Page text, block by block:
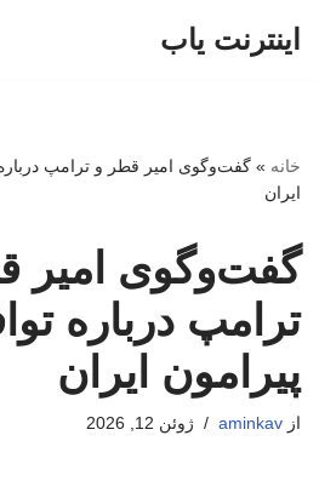
اینترنت یاب
خانه » گفت‌وگوی امیر قطر و ترامپ درباره
ایران
گفت‌وگوی امیر
ترامپ درباره
پیرامون ایران
از aminkav ژوئن 12, 2026